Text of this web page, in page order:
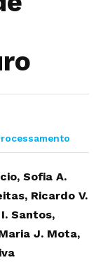
Sofia A.
Ricardo V.
Santos,
J. Mota,